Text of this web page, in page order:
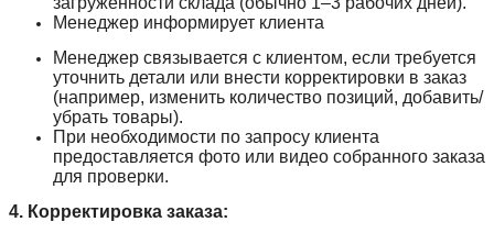
Менеджер информирует клиента
Менеджер связывается с клиентом, если требуется
уточнить детали или внести корректировки в заказ
(например, изменить количество позиций, добавить/
убрать товары).
При необходимости по запросу клиента
предоставляется фото или видео собранного заказа
для проверки.
4. Корректировка заказа: